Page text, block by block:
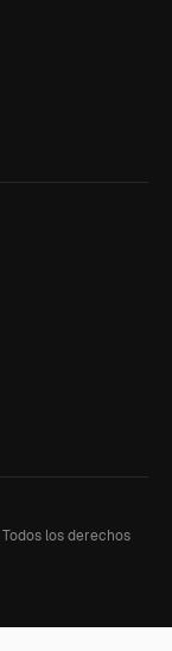
Todos los derechos